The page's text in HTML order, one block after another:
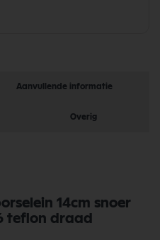
Aanvullende informatie
Overig
14cm snoer
teflon draad